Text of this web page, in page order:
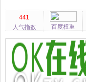
441
人气指数
百度权重